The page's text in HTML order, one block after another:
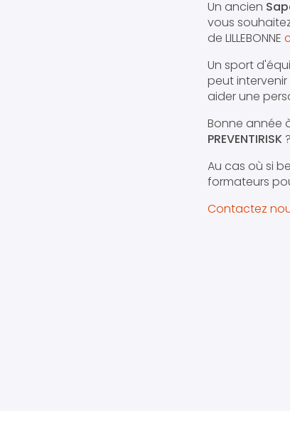
Un ancien
vous
de LILLEBONNE
Un sport
peut
aider une
Bonne année
PREVENTIRISK ?
Au cas où si
formateurs
Contactez